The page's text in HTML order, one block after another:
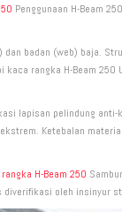
Penggunaan H-Beam
badan (web) baja.
rangka H-Beam
lapisan pelindung
Ketebalan
H-Beam 250
oleh